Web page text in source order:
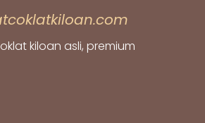
kiloan asli, premium